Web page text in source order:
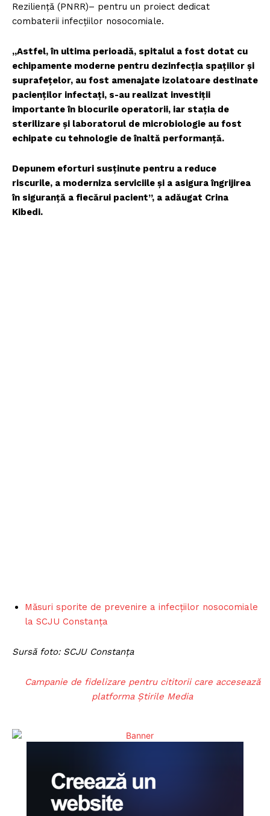
Reziliență (PNRR)– pentru un proiect dedicat
combaterii infecțiilor nosocomiale.
„Astfel, în ultima perioadă, spitalul a fost dotat cu
echipamente moderne pentru dezinfecția spațiilor și
suprafețelor, au fost amenajate izolatoare destinate
pacienților infectați, s-au realizat investiții
importante în blocurile operatorii, iar stația de
sterilizare și laboratorul de microbiologie au fost
echipate cu tehnologie de înaltă performanță.
Depunem eforturi susținute pentru a reduce
riscurile, a moderniza serviciile și a asigura îngrijirea
în siguranță a fiecărui pacient”, a adăugat Crina
Kibedi.
Măsuri sporite de prevenire a infecțiilor nosocomiale
la SCJU Constanța
Sursă foto: SCJU Constanța
Campanie de fidelizare pentru cititorii care accesează
platforma Știrile Media